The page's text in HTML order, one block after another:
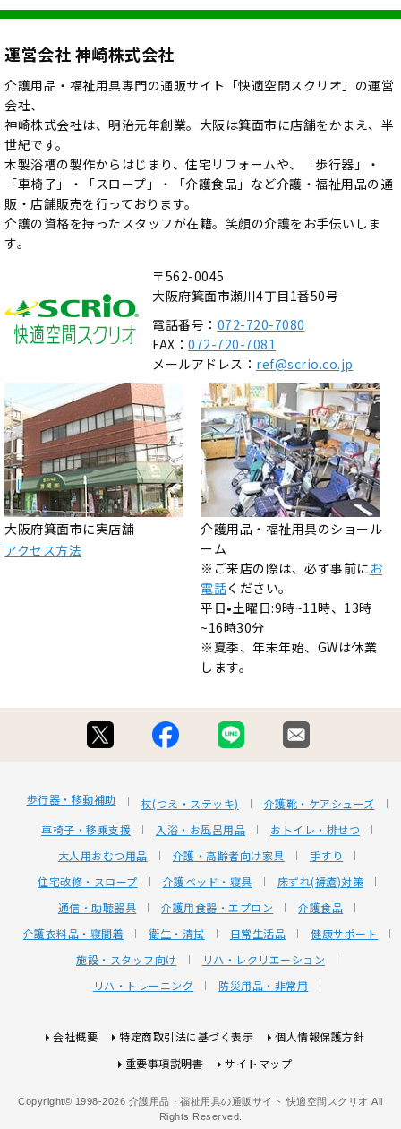
運営会社 神崎株式会社
介護用品・福祉用具専門の通販サイト「快適空間スクリオ」の運営
会社、
神崎株式会社は、明治元年創業。大阪は箕面市に店舗をかまえ、半
世紀です。
木製浴槽の製作からはじまり、住宅リフォームや、「歩行器」・
「車椅子」・「スロープ」・「介護食品」など介護・福祉用品の通
販・店舗販売を行っております。
介護の資格を持ったスタッフが在籍。笑顔の介護をお手伝いしま
す。
〒562-0045
大阪府箕面市瀬川4丁目1番50号
電話番号： 072-720-7080
FAX： 072-720-7081
メールアドレス： ref@scrio.co.jp
大阪府箕面市に実店舗
アクセス方法
介護用品・福祉用具のショール
ーム
※ご来店の際は、必ず事前に お
電話ください。
平日•土曜日:9時~11時、13時
~16時30分
※夏季、年末年始、GWは休業
します。
歩行器・移動補助 杖(つえ・ステッキ)
介護靴・ケアシューズ
車椅子・移乗支援
入浴・お風呂用品
おトイレ・排せつ
大人用おむつ用品
介護・高齢者向け家具
手すり
住宅改修・スロープ
介護ベッド・寝具
床ずれ(褥瘡)対策
通信・助聴器具
介護用食器・エプロン
介護食品
介護衣料品・寝間着
衛生・清拭 日常生活品
健康サポート
施設・スタッフ向け
リハ・レクリエーション
リハ・トレーニング
防災用品・非常用
会社概要 特定商取引法に基づく表示
個人情報保護方針
重要事項説明書
サイトマップ
Copyright© 1998-2026 介護用品・福祉用具の通販サイト 快適空間スクリオ All
Rights Reserved.